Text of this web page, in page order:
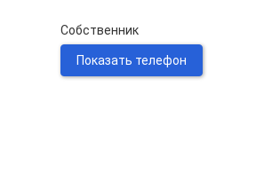
Собственник
Показать телефон